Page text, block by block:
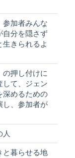
参加者みんな
自分を隠さず
きられるよ
の押し付けに
して、ジェン
深めるための
し、参加者が
人
と暮らせる地